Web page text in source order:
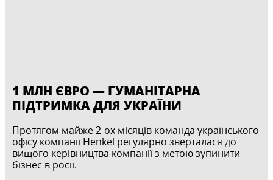
1 МЛН ЄВРО — ГУМАНІТАРНА
ПІДТРИМКА ДЛЯ УКРАЇНИ
Протягом майже 2-ох місяців команда українського
офісу компанії Henkel регулярно зверталася до
вищого керівництва компанії з метою зупинити
бізнес в росії.